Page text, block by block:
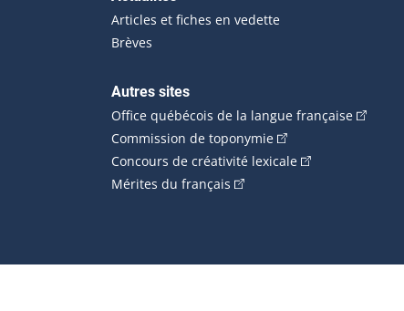
Articles et fiches en vedette
Brèves
Autres sites
Office québécois de la langue française(Cet
Commission de toponymie(Cet hyperlien
Concours de créativité lexicale(Cet hyperlien
Mérites du français (Cet hyperlien externe